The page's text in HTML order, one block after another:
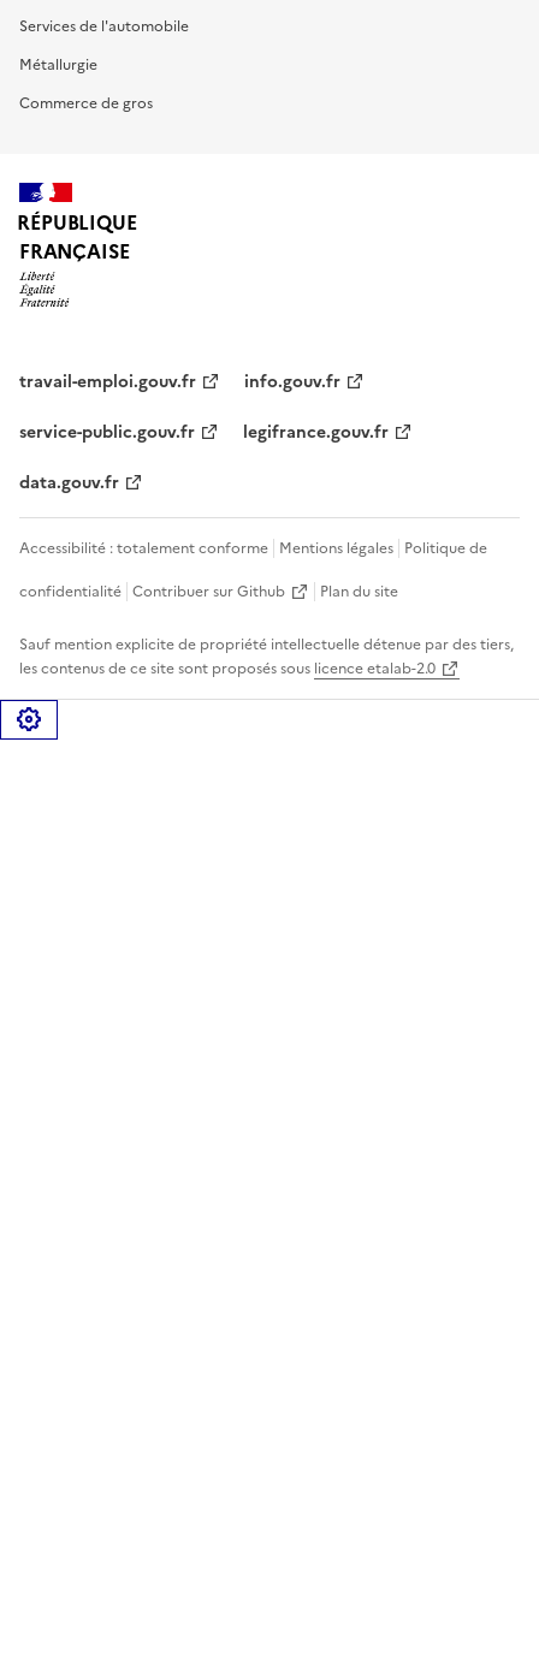
Services de l'automobile
Métallurgie
Commerce de gros
RÉPUBLIQUE
FRANÇAISE
travail-emploi.gouv.fr
info.gouv.fr
service-public.gouv.fr
legifrance.gouv.fr
data.gouv.fr
Accessibilité : totalement conforme Mentions légales Politique de
confidentialité Contribuer sur Github Plan du site
Sauf mention explicite de propriété intellectuelle détenue par des tiers,
les contenus de ce site sont proposés sous licence etalab-2.0
Gérer les cookies